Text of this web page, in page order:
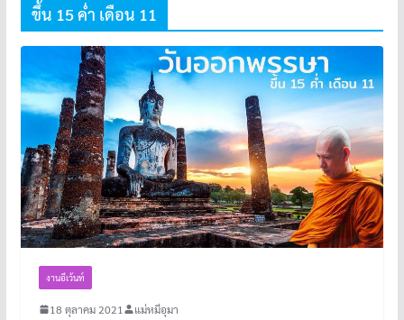
ขึ้น 15 ค่ำ เดือน 11
งานอีเว้นท์
18 ตุลาคม 2021 แม่หมีอุมา